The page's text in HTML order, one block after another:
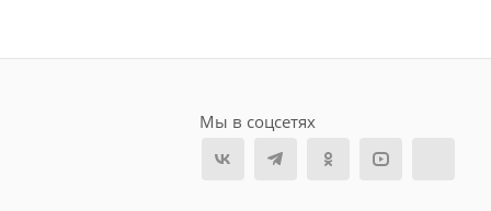
Мы в соцсетях